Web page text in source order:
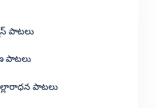
పాటలు
పాటలు
పాటలు